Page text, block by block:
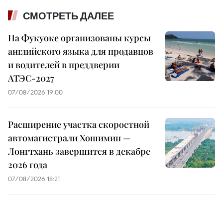
СМОТРЕТЬ ДАЛЕЕ
На Фукуоке организованы курсы
английского языка для продавцов
и водителей в преддверии
АТЭС-2027
07/08/2026 19:00
Расширение участка скоростной
автомагистрали Хошимин —
Лонгтхань завершится в декабре
2026 года
07/08/2026 18:21